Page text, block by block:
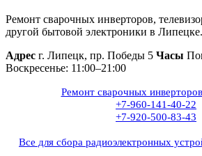
Ремонт сварочных инверторов,
другой бытовой электроники в Липецке.
Адрес г. Липецк, пр. Победы 5 Часы
Воскресенье: 11:00–21:00
Ремонт сварочных
+7-960-141-40-22
+7-920-500-83-43
Все для сбора радиоэлектронных